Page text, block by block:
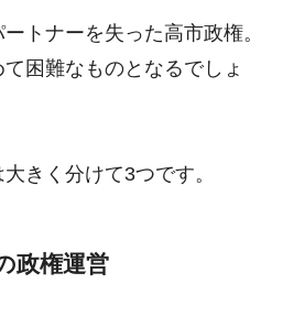
トナーを失った高市政権。
困難なものとなるでしょ
きく分けて3つです。
政権運営